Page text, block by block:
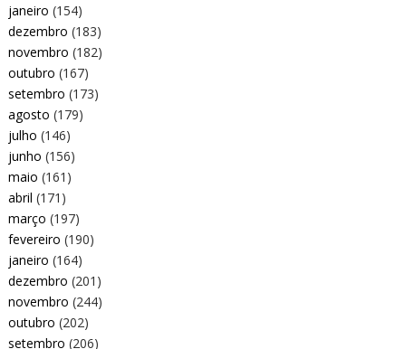
janeiro (154)
dezembro (183)
novembro (182)
outubro (167)
setembro (173)
agosto (179)
julho (146)
junho (156)
maio (161)
abril (171)
março (197)
fevereiro (190)
janeiro (164)
dezembro (201)
novembro (244)
outubro (202)
setembro (206)